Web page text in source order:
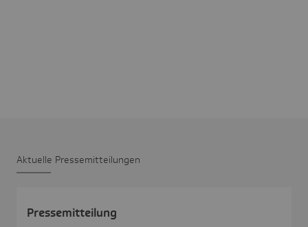
Aktu­elle Pres­se­mit­tei­lungen
Pres­se­mit­tei­lung